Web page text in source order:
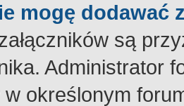
mogę dodawać
są
Administrator
w określonym